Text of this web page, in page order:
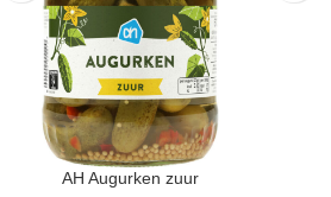
AH Augurken zuur